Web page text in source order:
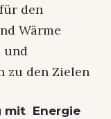
den
Wärme
und
zu den Zielen
mit Energie